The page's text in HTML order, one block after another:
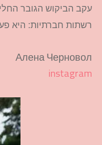
עקב הביקוש הגובר
רשתות חברתיות: היא
Алена Черновол
instagram